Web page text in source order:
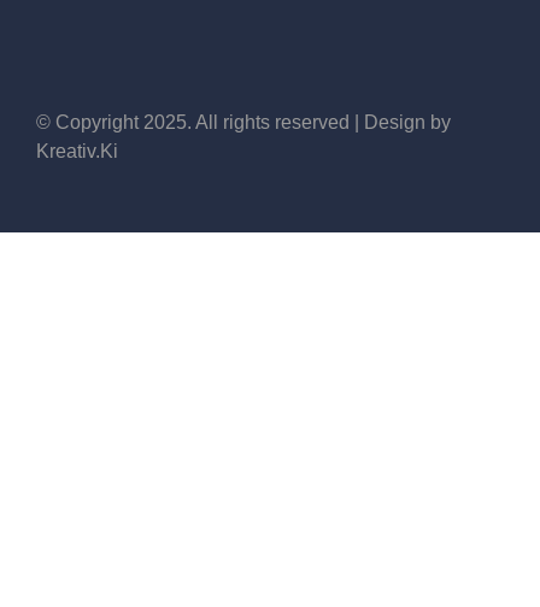
© Copyright 2025. All rights reserved | Design by
Kreativ.Ki